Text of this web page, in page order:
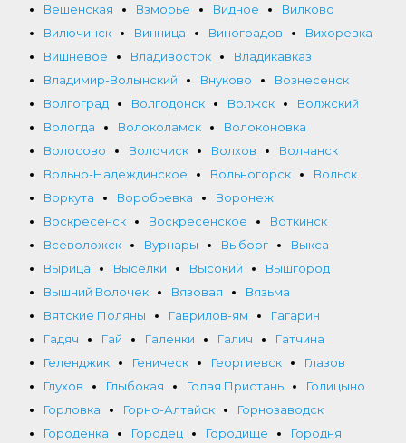
Вешенская Взморье Видное
Вилково
Вилючинск
Винница Виноградов
Вихоревка
Вишнёвое
Владивосток
Владикавказ
Владимир-Волынский
Внуково
Вознесенск
Волгоград
Волгодонск Волжск
Волжский
Вологда
Волоколамск
Волоконовка
Волосово
Волочиск Волхов
Волчанск
Вольно-Надеждинское
Вольногорск
Вольск
Воркута
Воробьевка
Воронеж
Воскресенск
Воскресенское
Воткинск
Всеволожск
Вурнары Выборг
Выкса
Вырица
Выселки Высокий
Вышгород
Вышний Волочек
Вязовая
Вязьма
Вятские Поляны
Гаврилов-ям
Гагарин
Гадяч
Гай Галенки Галич
Гатчина
Геленджик
Геническ Георгиевск
Глазов
Глухов
Глыбокая Голая Пристань
Голицыно
Горловка
Горно-Алтайск
Горнозаводск
Городенка
Городец Городище
Городня